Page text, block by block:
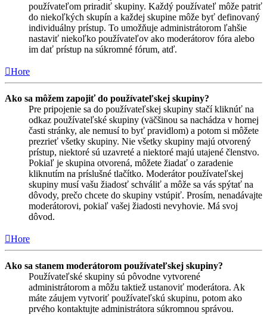
používateľom priradiť skupiny. Každý používateľ môže patriť
do niekoľkých skupín a každej skupine môže byť definovaný
individuálny prístup. To umožňuje administrátorom ľahšie
nastaviť niekoľko používateľov ako moderátorov fóra alebo
im dať prístup na súkromné fórum, atď.
Hore
Ako sa môžem zapojiť do používateľskej skupiny?
Pre pripojenie sa do používateľskej skupiny stačí kliknúť na
odkaz používateľské skupiny (väčšinou sa nachádza v hornej
časti stránky, ale nemusí to byť pravidlom) a potom si môžete
prezrieť všetky skupiny. Nie všetky skupiny majú otvorený
prístup, niektoré sú uzavreté a niektoré majú utajené členstvo.
Pokiaľ je skupina otvorená, môžete žiadať o zaradenie
kliknutím na príslušné tlačítko. Moderátor používateľskej
skupiny musí vašu žiadosť schváliť a môže sa vás spýtať na
dôvody, prečo chcete do skupiny vstúpiť. Prosím, nenadávajte
moderátorovi, pokiaľ vašej žiadosti nevyhovie. Má svoj
dôvod.
Hore
Ako sa stanem moderátorom používateľskej skupiny?
Používateľské skupiny sú pôvodne vytvorené
administrátorom a môžu taktiež ustanoviť moderátora. Ak
máte záujem vytvoriť používateľskú skupinu, potom ako
prvého kontaktujte administrátora súkromnou správou.